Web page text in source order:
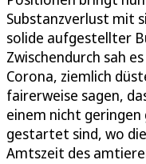
Substanzverlust mit
solide aufgestellter
Zwischendurch sah
Corona, ziemlich
fairerweise sagen,
einem nicht
gestartet sind, wo
Amtszeit des